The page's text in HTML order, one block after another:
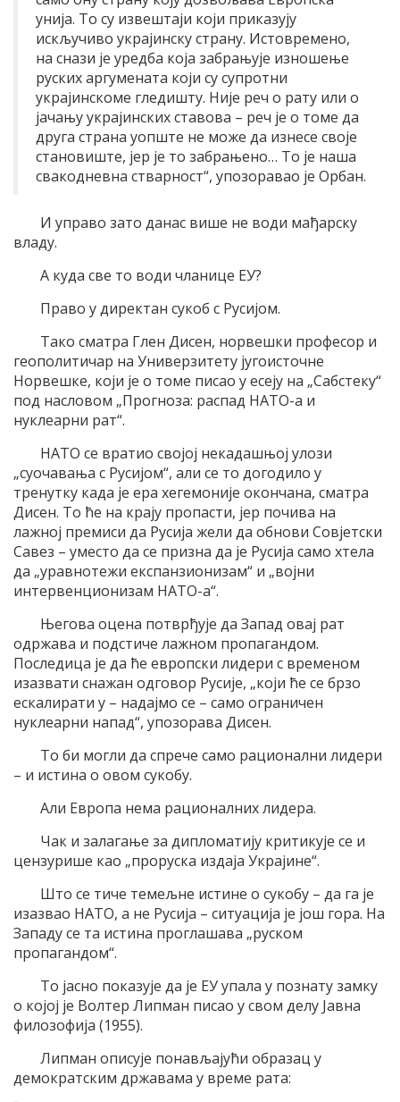
унија. То су извештаји који приказују
искључиво украјинску страну. Истовремено,
на снази је уредба која забрањује изношење
руских аргумената који су супротни
украјинскоме гледишту. Није реч о рату или о
јачању украјинских ставова – реч је о томе да
друга страна уопште не може да изнесе своје
становиште, јер је то забрањено… То је наша
свакодневна стварност“, упозоравао је Орбан.
И управо зато данас више не води мађарску
владу.
А куда све то води чланице ЕУ?
Право у директан сукоб с Русијом.
Тако сматра Глен Дисен, норвешки професор и
геополитичар на Универзитету југоисточне
Норвешке, који је о томе писао у есеју на „Сабстеку“
под насловом „Прогноза: распад НАТО-а и
нуклеарни рат“.
НАТО се вратио својој некадашњој улози
„суочавања с Русијом“, али се то догодило у
тренутку када је ера хегемоније окончана, сматра
Дисен. То ће на крају пропасти, јер почива на
лажној премиси да Русија жели да обнови Совјетски
Савез – уместо да се призна да је Русија само хтела
да „уравнотежи експанзионизам“ и „војни
интервенционизам НАТО-а“.
Његова оцена потврђује да Запад овај рат
одржава и подстиче лажном пропагандом.
Последица је да ће европски лидери с временом
изазвати снажан одговор Русије, „који ће се брзо
ескалирати у – надајмо се – само ограничен
нуклеарни напад“, упозорава Дисен.
То би могли да спрече само рационални лидери
– и истина о овом сукобу.
Али Европа нема рационалних лидера.
Чак и залагање за дипломатију критикује се и
цензурише као „проруска издаја Украјине“.
Што се тиче темељне истине о сукобу – да га је
изазвао НАТО, а не Русија – ситуација је још гора. На
Западу се та истина проглашава „руском
пропагандом“.
То јасно показује да је ЕУ упала у познату замку
о којој је Волтер Липман писао у свом делу Јавна
филозофија (1955).
Липман описује понављајући образац у
демократским државама у време рата: